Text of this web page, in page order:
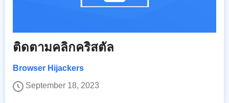
ติดตามคลิกคริสตัล
Browser Hijackers
September 18, 2023